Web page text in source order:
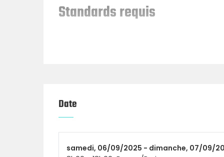
Standards requis
Snatch en séries
Date
samedi, 06/09/2025 - dimanche, 07/09/